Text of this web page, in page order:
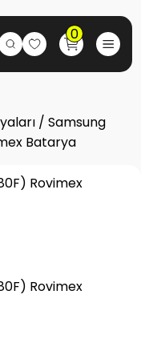
0
/ Samsung
Batarya
Rovimex
Rovimex